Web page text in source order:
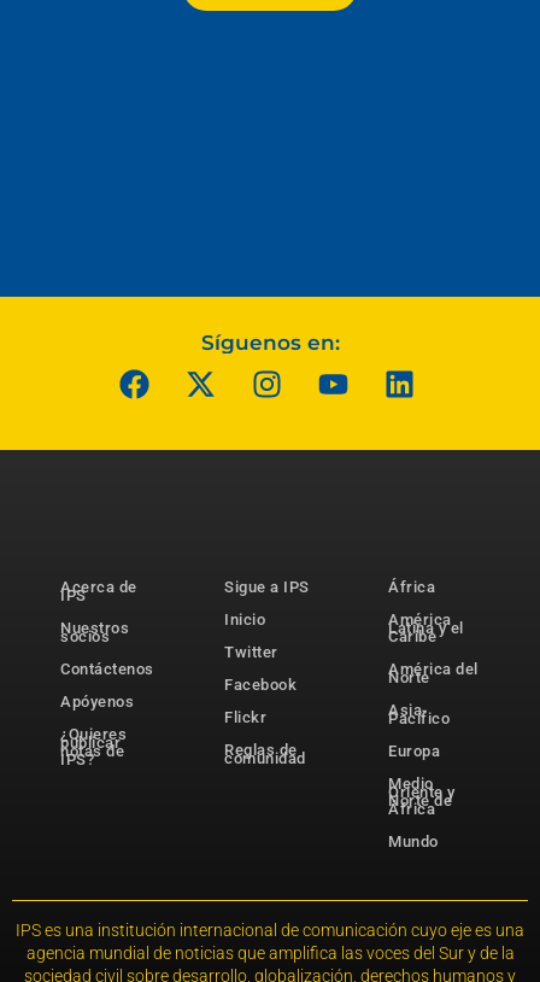
Síguenos en:
Acerca de
IPS
Nuestros
socios
Contáctenos
Apóyenos
¿Quieres
publicar
notas de
IPS?
Sigue a IPS
Inicio
Twitter
Facebook
Flickr
Reglas de
comunidad
África
América
Latina y el
Caribe
América del
Norte
Asia-
Pacífico
Europa
Medio
Oriente y
Norte de
África
Mundo
IPS es una institución internacional de comunicación cuyo eje es una
agencia mundial de noticias que amplifica las voces del Sur y de la
sociedad civil sobre desarrollo, globalización, derechos humanos y